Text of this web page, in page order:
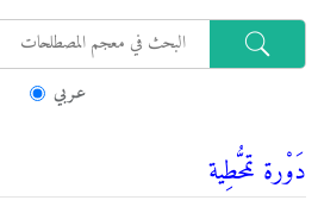
عـربي
دَوْرة تمحُّطِية